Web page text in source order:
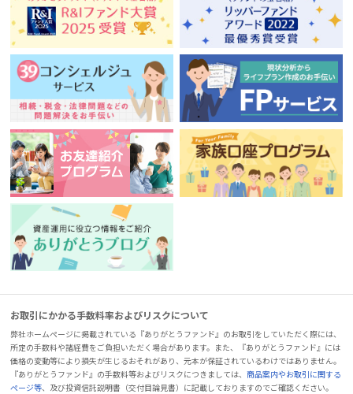
お取引にかかる手数料率およびリスクについて
弊社ホームページに掲載されている『ありがとうファンド』のお取引をしていただく際には、
所定の手数料や諸経費をご負担いただく場合があります。また、『ありがとうファンド』には
価格の変動等により損失が生じるおそれがあり、元本が保証されているわけではありません。
『ありがとうファンド』の手数料等およびリスクにつきましては、商品案内やお取引に関する
ページ等、及び投資信託説明書（交付目論見書）に記載しておりますのでご確認ください。